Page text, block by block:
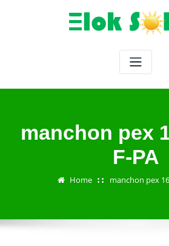
manchon pex
F-PA
Home manchon pex